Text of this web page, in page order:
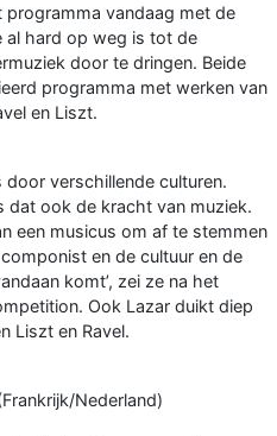
vandaag met de
al hard op weg is tot de
door te dringen. Beide
programma met werken van
en Liszt.
verschillende culturen.
dat ook de kracht van muziek.
een musicus om af te stemmen
en de cultuur en de
komt’, zei ze na het
Ook Lazar duikt diep
Liszt en Ravel.
Nederland)